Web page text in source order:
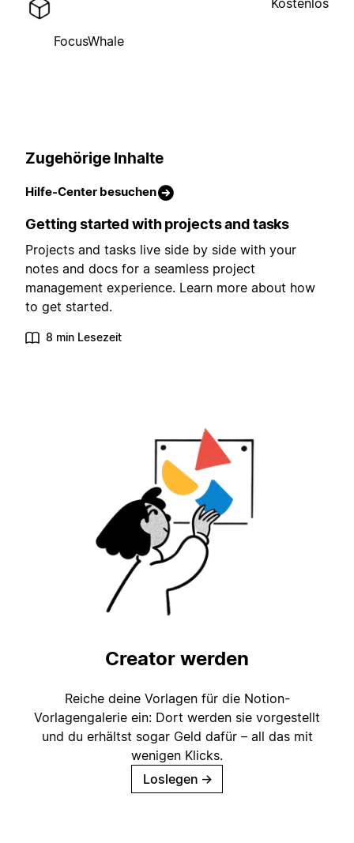
FocusWhale
Zugehörige Inhalte
Hilfe-Center besuchen
Getting started with projects and tasks
Projects and tasks live side by side with your
notes and docs for a seamless project
management experience. Learn more about how
to get started.
8 min Lesezeit
Creator werden
Reiche deine Vorlagen für die Notion-
Vorlagengalerie ein: Dort werden sie vorgestellt
und du erhältst sogar Geld dafür – all das mit
wenigen Klicks.
Loslegen →